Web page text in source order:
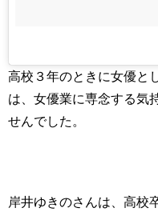
高校３年のときに女優と
は、女優業に専念する気
せんでした。
岸井ゆきのさんは、高校